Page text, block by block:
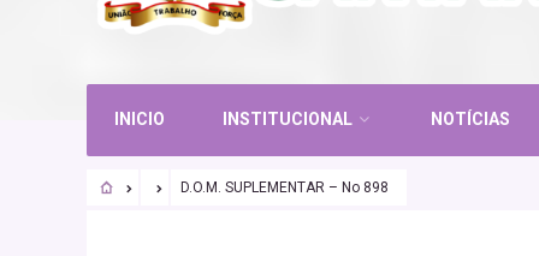
INICIO INSTITUCIONAL NOTÍCIAS
D.O.M. SUPLEMENTAR – No 898